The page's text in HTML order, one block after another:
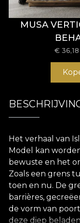
MUSA
€ 36,18
Het verhaal van
Model kan
bewuste en het
Zoals een grens
toen en nu. De
barrières,
de vorm van
deze diep